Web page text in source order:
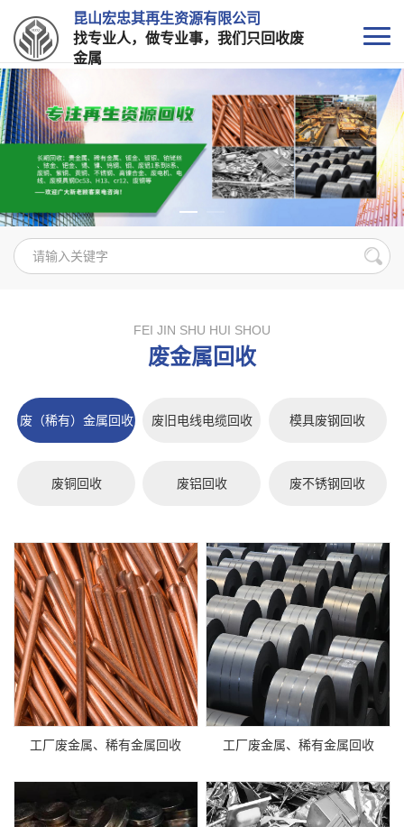
昆山宏忠其再生资源有限公司
找专业人，做专业事，我们只回收废
金属
FEI JIN SHU HUI SHOU
废金属回收
废（稀有）金属回收 废旧电线电缆回收 模具废钢回收
废铜回收 废铝回收 废不锈钢回收
工厂废金属、稀有金属回收 工厂废金属、稀有金属回收